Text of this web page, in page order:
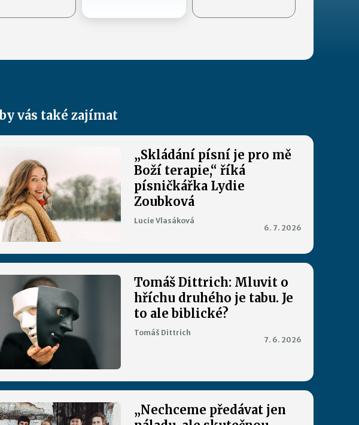
vás také zajímat
„Skládání písní je pro mě
Boží terapie,“ říká
písničkářka Lydie
Zoubková
Lucie Vlasáková
6. 7. 2026
Tomáš Dittrich: Mluvit o
hříchu druhého je tabu. Je
to ale biblické?
Tomáš Dittrich
7. 6. 2026
„Nechceme předávat jen